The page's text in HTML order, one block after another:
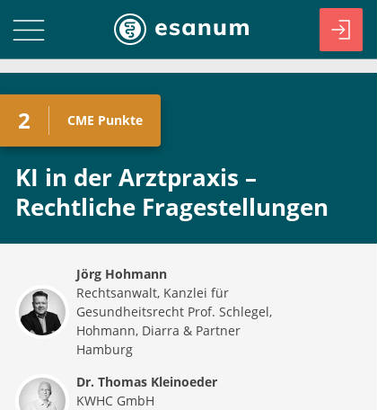
2 CME Punkte
KI in der Arztpraxis –
Rechtliche Fragestellungen
Jörg Hohmann
Rechtsanwalt, Kanzlei für
Gesundheitsrecht Prof. Schlegel,
Hohmann, Diarra & Partner
Hamburg
Dr. Thomas Kleinoeder
KWHC GmbH